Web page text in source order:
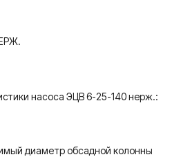
насоса ЭЦВ 6-25-140 нерж.:
диаметр обсадной колонны